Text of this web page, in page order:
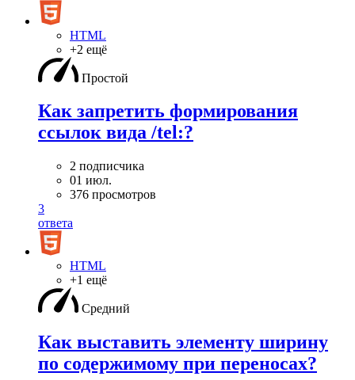
HTML
+2 ещё
Простой
Как запретить формирования
ссылок вида /tel:?
2 подписчика
01 июл.
376 просмотров
3
ответа
HTML
+1 ещё
Средний
Как выставить элементу ширину
по содержимому при переносах?